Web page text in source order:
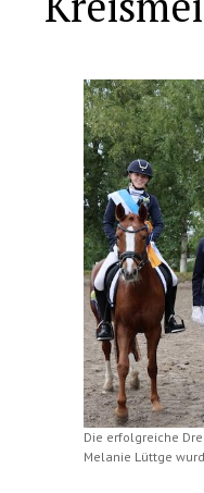
Die erfolgreiche
Melanie Lüttge